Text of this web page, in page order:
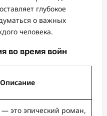
глубокое
о важных
человека.
во время войн
Описание
это эпический роман,